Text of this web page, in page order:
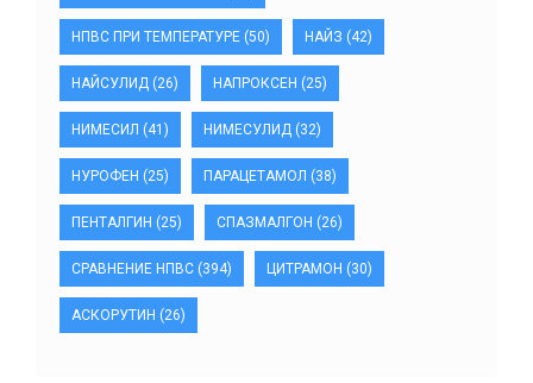
НПВС ПРИ ТЕМПЕРАТУРЕ (50) НАЙЗ (42)
НАЙСУЛИД (26) НАПРОКСЕН (25)
НИМЕСИЛ (41) НИМЕСУЛИД (32)
НУРОФЕН (25) ПАРАЦЕТАМОЛ (38)
ПЕНТАЛГИН (25) СПАЗМАЛГОН (26)
СРАВНЕНИЕ НПВС (394) ЦИТРАМОН (30)
АСКОРУТИН (26)